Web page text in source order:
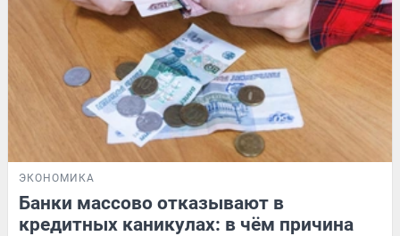
ЭКОНОМИКА
Банки массово отказывают в
кредитных каникулах: в чём причина